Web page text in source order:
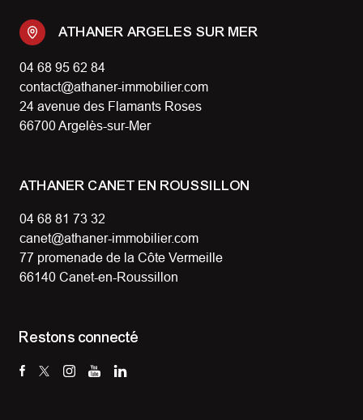
ATHANER ARGELES SUR MER
04 68 95 62 84
contact@athaner-immobilier.com
24 avenue des Flamants Roses
66700 Argelès-sur-Mer
ATHANER CANET EN ROUSSILLON
04 68 81 73 32
canet@athaner-immobilier.com
77 promenade de la Côte Vermeille
66140 Canet-en-Roussillon
Restons connecté